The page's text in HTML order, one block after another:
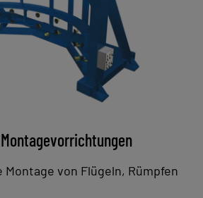
von Flügeln, Rümpfen